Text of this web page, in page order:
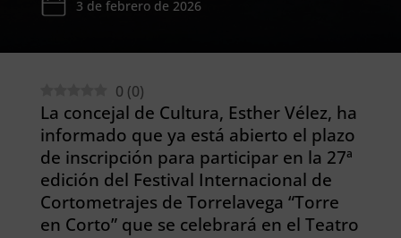
3 de febrero de 2026
0 (0)
La concejal de Cultura, Esther Vélez, ha
informado que ya está abierto el plazo
de inscripción para participar en la 27ª
edición del Festival Internacional de
Cortometrajes de Torrelavega “Torre
en Corto” que se celebrará en el Teatro